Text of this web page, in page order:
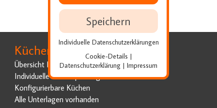
Küchenplanung
Übersicht Küchenplanung
Individuelle Küchenplanung
Konfigurierbare Küchen
Alle Unterlagen vorhanden
Speichern
Individuelle Datenschutzerklärungen
Cookie-Details |
Datenschutzerklärung | Impressum